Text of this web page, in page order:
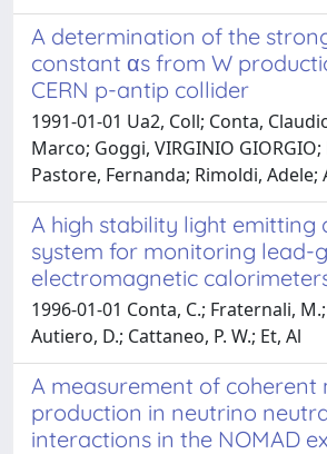
A determination of the
constant αs from W
CERN p-antip collider
1991-01-01 Ua2, Coll; Conta,
Marco; Goggi, VIRGINIO
Pastore, Fernanda; Rimoldi, Adele;
A high stability light emitting
system for monitoring lead-
electromagnetic
1996-01-01 Conta, C.; Fraternali,
Autiero, D.; Cattaneo, P. W.; Et, Al
A measurement of coherent
production in neutrino
interactions in the NOMAD